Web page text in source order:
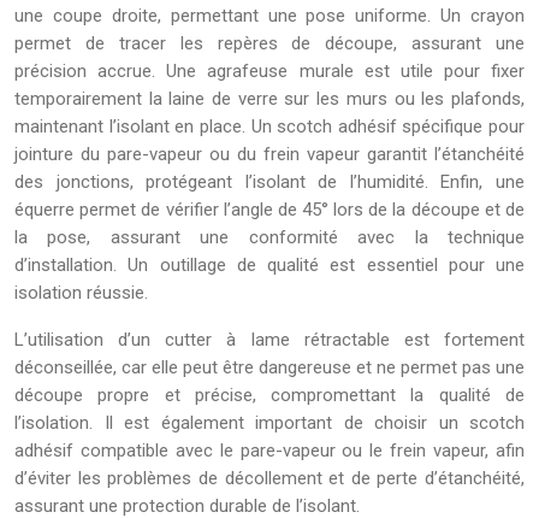
une coupe droite, permettant une pose uniforme. Un crayon
permet de tracer les repères de découpe, assurant une
précision accrue. Une agrafeuse murale est utile pour fixer
temporairement la laine de verre sur les murs ou les plafonds,
maintenant l’isolant en place. Un scotch adhésif spécifique pour
jointure du pare-vapeur ou du frein vapeur garantit l’étanchéité
des jonctions, protégeant l’isolant de l’humidité. Enfin, une
équerre permet de vérifier l’angle de 45° lors de la découpe et de
la pose, assurant une conformité avec la technique
d’installation. Un outillage de qualité est essentiel pour une
isolation réussie.
L’utilisation d’un cutter à lame rétractable est fortement
déconseillée, car elle peut être dangereuse et ne permet pas une
découpe propre et précise, compromettant la qualité de
l’isolation. Il est également important de choisir un scotch
adhésif compatible avec le pare-vapeur ou le frein vapeur, afin
d’éviter les problèmes de décollement et de perte d’étanchéité,
assurant une protection durable de l’isolant.